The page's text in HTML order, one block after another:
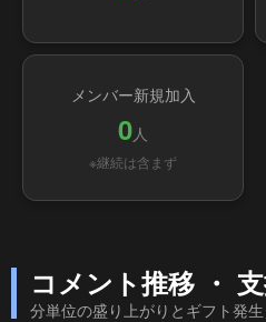
メンバー新規加入
0人
※継続は含まず
コメント推移 ・
分単位の盛り上がりとギフト発